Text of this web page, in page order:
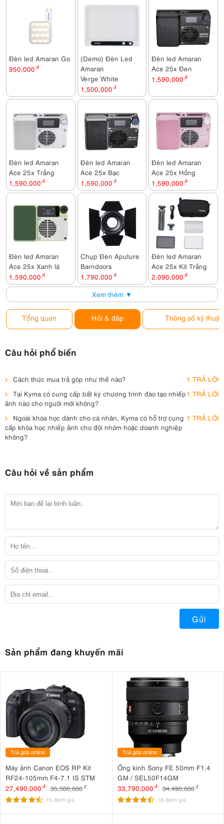
Đèn led Amaran Go
950,000 đ
(Demo) Đèn Led
Amaran
Verge White
1,500,000 đ
Đèn led Amaran
Ace 25x Đen
1,590,000 đ
Đèn led Amaran
Ace 25x Trắng
1,590,000 đ
Đèn led Amaran
Ace 25x Bạc
1,590,000 đ
Đèn led Amaran
Ace 25x Hồng
1,590,000 đ
Đèn led Amaran
Ace 25x Xanh lá
1,590,000 đ
Chụp Đèn Aputure
Barndoors
1,790,000 đ
Đèn led Amaran
Ace 25x Kit Trắng
2,090,000 đ
Xem thêm ▼
Tổng quan Hỏi & đáp Thông số kỹ thuật
Câu hỏi phổ biến
Cách thức mua trả góp như thế nào?
1 TRẢ LỜI
Tại Kyma có cung cấp bất kỳ chương trình đào tạo nhiếp
ảnh nào cho người mới không?
1 TRẢ LỜI
Ngoài khóa học dành cho cá nhân, Kyma có hỗ trợ cung
cấp khóa học nhiếp ảnh cho đội nhóm hoặc doanh nghiệp
không?
1 TRẢ LỜI
Câu hỏi về sản phẩm
Gửi
Sản phẩm đang khuyến mãi
Trả góp online
Máy ảnh Canon EOS RP Kit
RF24-105mm F4-7.1 IS STM
27,490,000 đ 35,500,000đ
15 đánh giá
Trả góp online
Ống kính Sony FE 50mm F1.4
GM / SEL50F14GM
33,790,000 đ 34,490,000 đ
18 đánh giá